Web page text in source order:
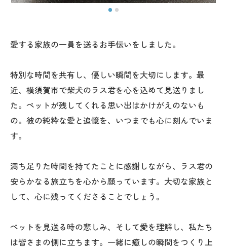
愛する家族の一員を送るお手伝いをしました。
特別な時間を共有し、優しい瞬間を大切にします。最
近、横須賀市で柴犬のラス君を心を込めて見送りまし
た。ペットが残してくれる思い出はかけがえのないも
の。彼の純粋な愛と追憶を、いつまでも心に刻んでいま
す。
満ち足りた時間を持てたことに感謝しながら、ラス君の
安らかなる旅立ちを心から願っています。大切な家族と
して、心に残ってくださることでしょう。
ペットを見送る時の悲しみ、そして愛を理解し、私たち
は皆さまの側に立ちます。一緒に癒しの瞬間をつくり上